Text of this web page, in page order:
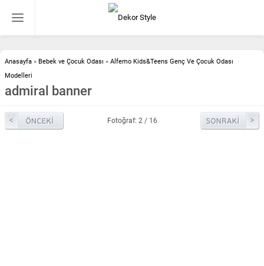
Anasayfa » Bebek ve Çocuk Odası » Alfemo Kids&Teens Genç Ve Çocuk Odası
Modelleri
admiral banner
Fotoğraf: 2 / 16